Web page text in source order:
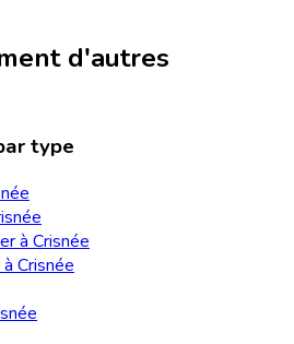
d'autres
type
à Crisnée
Crisnée